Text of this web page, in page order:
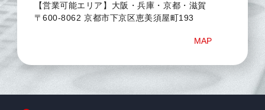
【営業可能エリア】大阪・兵庫・京都・滋賀
〒600-8062 京都市下京区恵美須屋町193
MAP